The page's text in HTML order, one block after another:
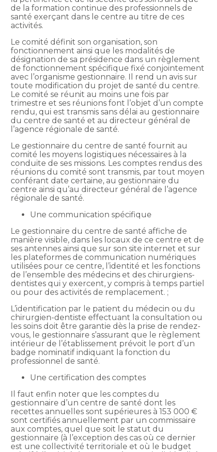
de la formation continue des professionnels de
santé exerçant dans le centre au titre de ces
activités.
Le comité définit son organisation, son
fonctionnement ainsi que les modalités de
désignation de sa présidence dans un règlement
de fonctionnement spécifique fixé conjointement
avec l’organisme gestionnaire. Il rend un avis sur
toute modification du projet de santé du centre.
Le comité se réunit au moins une fois par
trimestre et ses réunions font l’objet d’un compte
rendu, qui est transmis sans délai au gestionnaire
du centre de santé et au directeur général de
l’agence régionale de santé.
Le gestionnaire du centre de santé fournit au
comité les moyens logistiques nécessaires à la
conduite de ses missions. Les comptes rendus des
réunions du comité sont transmis, par tout moyen
conférant date certaine, au gestionnaire du
centre ainsi qu’au directeur général de l’agence
régionale de santé.
Une communication spécifique
Le gestionnaire du centre de santé affiche de
manière visible, dans les locaux de ce centre et de
ses antennes ainsi que sur son site internet et sur
les plateformes de communication numériques
utilisées pour ce centre, l’identité et les fonctions
de l’ensemble des médecins et des chirurgiens-
dentistes qui y exercent, y compris à temps partiel
ou pour des activités de remplacement. ;
L’identification par le patient du médecin ou du
chirurgien-dentiste effectuant la consultation ou
les soins doit être garantie dès la prise de rendez-
vous, le gestionnaire s’assurant que le règlement
intérieur de l’établissement prévoit le port d’un
badge nominatif indiquant la fonction du
professionnel de santé.
Une certification des comptes
Il faut enfin noter que les comptes du
gestionnaire d’un centre de santé dont les
recettes annuelles sont supérieures à 153 000 €
sont certifiés annuellement par un commissaire
aux comptes, quel que soit le statut du
gestionnaire (à l’exception des cas où ce dernier
est une collectivité territoriale et où le budget